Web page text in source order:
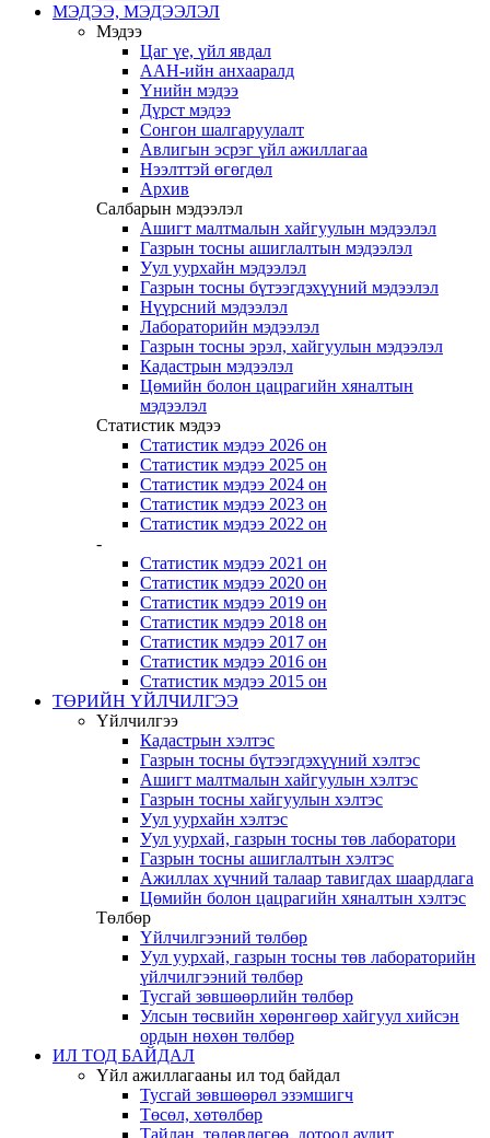
МЭДЭЭ, МЭДЭЭЛЭЛ
Мэдээ
Цаг үе, үйл явдал
ААН-ийн анхааралд
Үнийн мэдээ
Дүрст мэдээ
Сонгон шалгаруулалт
Авлигын эсрэг үйл ажиллагаа
Нээлттэй өгөгдөл
Архив
Салбарын мэдээлэл
Ашигт малтмалын хайгуулын мэдээлэл
Газрын тосны ашиглалтын мэдээлэл
Уул уурхайн мэдээлэл
Газрын тосны бүтээгдэхүүний мэдээлэл
Нүүрсний мэдээлэл
Лабораторийн мэдээлэл
Газрын тосны эрэл, хайгуулын мэдээлэл
Кадастрын мэдээлэл
Цөмийн болон цацрагийн хяналтын
мэдээлэл
Статистик мэдээ
Статистик мэдээ 2026 он
Статистик мэдээ 2025 он
Статистик мэдээ 2024 он
Статистик мэдээ 2023 он
Статистик мэдээ 2022 он
-
Статистик мэдээ 2021 он
Статистик мэдээ 2020 он
Статистик мэдээ 2019 он
Статистик мэдээ 2018 он
Статистик мэдээ 2017 он
Статистик мэдээ 2016 он
Статистик мэдээ 2015 он
ТӨРИЙН ҮЙЛЧИЛГЭЭ
Үйлчилгээ
Кадастрын хэлтэс
Газрын тосны бүтээгдэхүүний хэлтэс
Ашигт малтмалын хайгуулын хэлтэс
Газрын тосны хайгуулын хэлтэс
Уул уурхайн хэлтэс
Уул уурхай, газрын тосны төв лаборатори
Газрын тосны ашиглалтын хэлтэс
Ажиллах хүчний талаар тавигдах шаардлага
Цөмийн болон цацрагийн хяналтын хэлтэс
Төлбөр
Үйлчилгээний төлбөр
Уул уурхай, газрын тосны төв лабораторийн
үйлчилгээний төлбөр
Тусгай зөвшөөрлийн төлбөр
Улсын төсвийн хөрөнгөөр хайгуул хийсэн
ордын нөхөн төлбөр
ИЛ ТОД БАЙДАЛ
Үйл ажиллагааны ил тод байдал
Тусгай зөвшөөрөл эзэмшигч
Төсөл, хөтөлбөр
Тайлан, төлөвлөгөө, дотоод аудит